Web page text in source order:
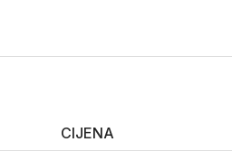
CIJENA